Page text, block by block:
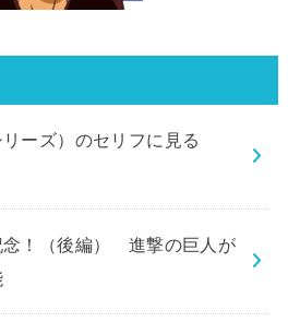
ーズ）のセリフに見る
念！（後編） 進撃の巨人が